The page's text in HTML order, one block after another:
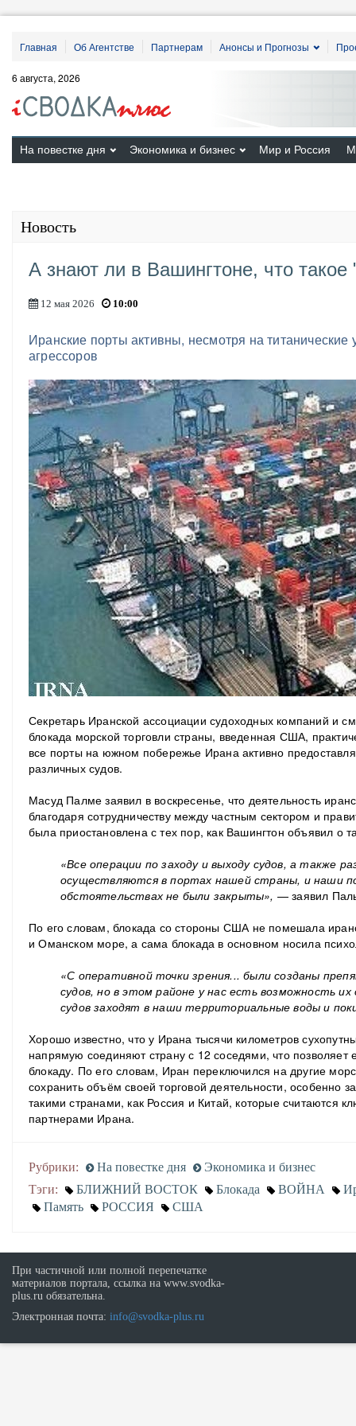
Главная Об Агентстве Партнерам Анонсы и Прогнозы
6 августа, 2026
На повестке дня Экономика и бизнес Мир и Россия
Новость
А знают ли в Вашингтоне, что
12 мая 2026 10:00
Иранские порты активны, несмотря на титанические
агрессоров
Секретарь Иранской ассоциации судоходных компаний и
блокада морской торговли страны, введенная США,
все порты на южном побережье Ирана активно
различных судов.
Масуд Палме заявил в воскресенье, что деятельность
благодаря сотрудничеству между частным сектором и
была приостановлена с тех пор, как Вашингтон объявил о
«Все операции по заходу и выходу судов, а также
осуществляются в портах нашей страны, и наши
обстоятельствах не были закрыты», — заявил
По его словам, блокада со стороны США не помешала
и Оманском море, а сама блокада в основном носила
«С оперативной точки зрения... были созданы
судов, но в этом районе у нас есть возможность
судов заходят в наши территориальные воды и
Хорошо известно, что у Ирана тысячи километров
напрямую соединяют страну с 12 соседями, что позволяет
блокаду. По его словам, Иран переключился на другие
сохранить объём своей торговой деятельности, особенно
такими странами, как Россия и Китай, которые считаются
партнерами Ирана.
Рубрики: На повестке дня
Экономика и бизнес
Тэги:
БЛИЖНИЙ ВОСТОК Блокада ВОЙНА
Память
РОССИЯ США
При частичной или полной перепечатке
материалов портала, ссылка на www.svodka-
plus.ru обязательна.
Электронная почта: info@svodka-plus.ru